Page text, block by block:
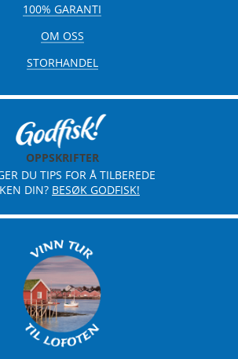
100% GARANTI
OM OSS
STORHANDEL
OPPSKRIFTER
DU TIPS FOR Å TILBEREDE
DIN? BESØK GODFISK!